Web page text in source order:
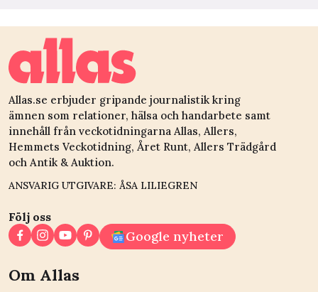
Allas.se erbjuder gripande journalistik kring
ämnen som relationer, hälsa och handarbete samt
innehåll från veckotidningarna Allas, Allers,
Hemmets Veckotidning, Året Runt, Allers Trädgård
och Antik & Auktion.
ANSVARIG UTGIVARE: ÅSA LILIEGREN
Följ oss
Google nyheter
Om Allas